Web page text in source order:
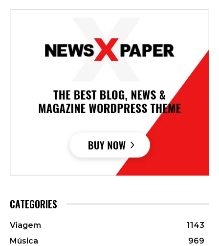
CATEGORIES
Viagem
1143
Música
969